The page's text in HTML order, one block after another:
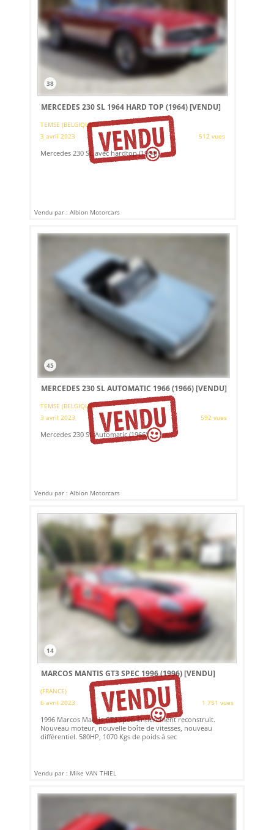
38
MERCEDES 230 SL 1964 HARD TOP (1964)[VENDU]
TEMSE (BELGIQUE)
3 avril 2023
512 vues
Mercedes 230 SL avec hardtop (1964)
Vendu par : Albion Motorcars
45
MERCEDES 230 SL AUTOMATIC 1966 (1966)[VENDU]
TEMSE (BELGIQUE)
3 avril 2023
592 vues
Mercedes 230 SL Automatic (1966)
Vendu par : Albion Motorcars
14
MARCOS MANTIS GT3 SPEC 1996 (1996)[VENDU]
(FRANCE)
6 avril 2023
1 751 vues
1996 Marcos Mantis GT3 spec. Entièrement reconstruit.
Nouveau moteur, nouvelle boîte de vitesses, nouveau
différentiel. 580HP, 1070 Kgs de poids à sec
Vendu par : Mike VAN THIEL